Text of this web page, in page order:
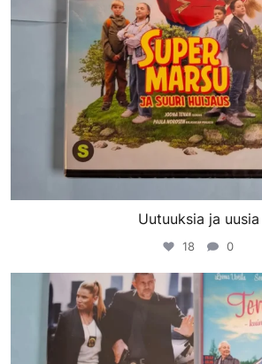
Uutuuksia ja uusia
18 0
porinvideodivari
Maalis 23